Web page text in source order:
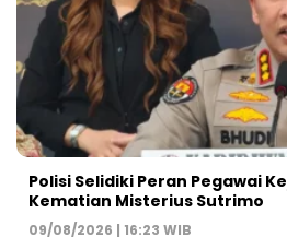
Polisi Selidiki Peran Pegawai
Kematian Misterius Sutrimo
09/08/2026 | 16:23 WIB